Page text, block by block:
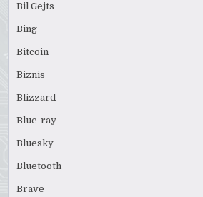
Bil Gejts
Bing
Bitcoin
Biznis
Blizzard
Blue-ray
Bluesky
Bluetooth
Brave